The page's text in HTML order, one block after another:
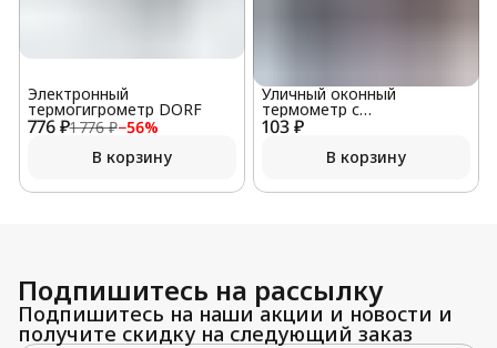
776 ₽1 776 ₽−56%
Электронный
термогигрометр DORF
В корзину
103 ₽
Уличный оконный
термометр с
биметаллической
пружиной
В корзину
Подпишитесь на рассылку
Подпишитесь на наши акции и новости и
получите скидку на следующий заказ